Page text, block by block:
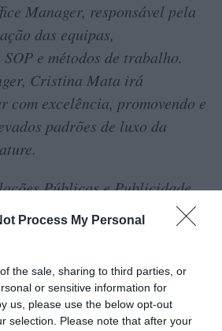
Process My Personal
the sale, sharing to third parties, or
or sensitive information for
us, please use the below opt-out
selection. Please note that after your
Manager, responsável pela
das equipas,
e métodos de trabalho.
Cristina Mata irá
excelência, promovendo e
padrões de luxo da
Públicas e Publicidade
Profissões, Cristina Mata
Palace Hotel em